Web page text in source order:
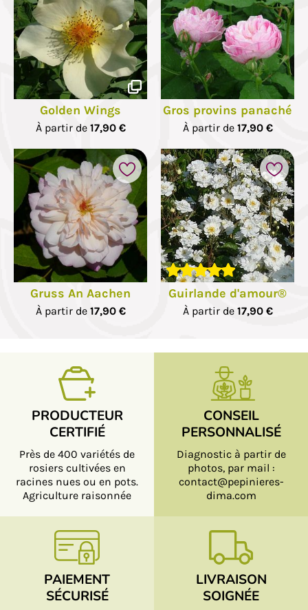
Golden Wings
À partir de 17,90 €
Gros provins panaché
À partir de 17,90 €
Gruss An Aachen
À partir de 17,90 €
Guirlande d'amour®
À partir de 17,90 €
PRODUCTEUR
CERTIFIÉ
Près de 400 variétés de
rosiers cultivées en
racines nues ou en pots.
Agriculture raisonnée
CONSEIL
PERSONNALISÉ
Diagnostic à partir de
photos, par mail :
contact@pepinieres-
dima.com
PAIEMENT
SÉCURISÉ
LIVRAISON
SOIGNÉE